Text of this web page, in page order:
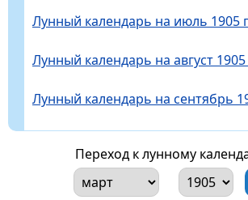
Лунный календарь на июль 1905
Лунный календарь на август 1905
Лунный календарь на сентябрь
Переход к лунному